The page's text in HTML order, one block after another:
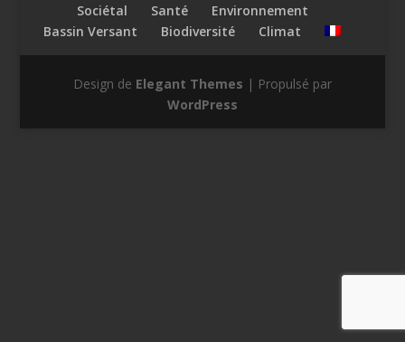
Sociétal
Santé
Environnement
Bassin Versant
Biodiversité Climat
Design de Elegant Themes | Propulsé par
WordPress